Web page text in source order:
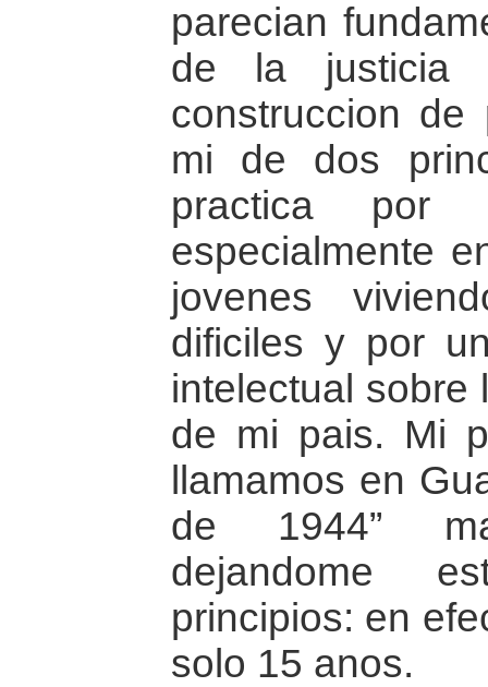
parecian
de la
construccion
mi de dos
practica por
especialmente
jovenes
dificiles y por
intelectual sobre
de mi pais. Mi
llamamos en
de 1944”
dejandome
principios: en
solo 15 anos.